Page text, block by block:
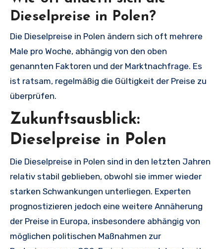
Dieselpreise in Polen?
Die Dieselpreise in Polen ändern sich oft mehrere
Male pro Woche, abhängig von den oben
genannten Faktoren und der Marktnachfrage. Es
ist ratsam, regelmäßig die Gültigkeit der Preise zu
überprüfen.
Zukunftsausblick:
Dieselpreise in Polen
Die Dieselpreise in Polen sind in den letzten Jahren
relativ stabil geblieben, obwohl sie immer wieder
starken Schwankungen unterliegen. Experten
prognostizieren jedoch eine weitere Annäherung
der Preise in Europa, insbesondere abhängig von
möglichen politischen Maßnahmen zur